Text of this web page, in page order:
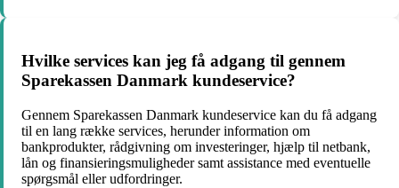
Hvilke services kan jeg få adgang til gennem
Sparekassen Danmark kundeservice?
Gennem Sparekassen Danmark kundeservice kan du få adgang
til en lang række services, herunder information om
bankprodukter, rådgivning om investeringer, hjælp til netbank,
lån og finansieringsmuligheder samt assistance med eventuelle
spørgsmål eller udfordringer.